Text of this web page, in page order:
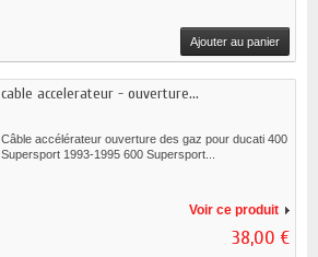
Ajouter au panier
cable accelerateur - ouverture...
Câble accélérateur ouverture des gaz pour ducati 400
Supersport 1993-1995 600 Supersport...
Voir ce produit
38,00 €